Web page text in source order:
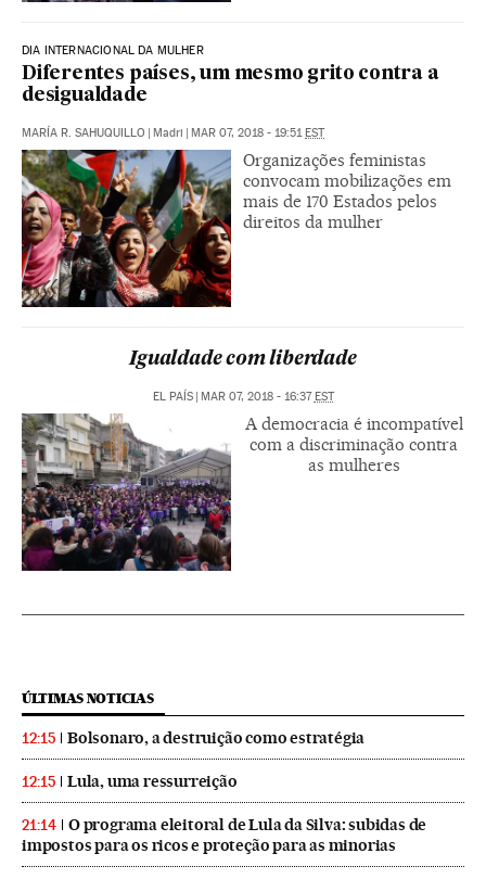
DIA INTERNACIONAL DA MULHER
Diferentes países, um mesmo grito contra a
desigualdade
MARÍA R. SAHUQUILLO | Madri | MAR 07, 2018 - 19:51EST
Organizações feministas
convocam mobilizações em
mais de 170 Estados pelos
direitos da mulher
Igualdade com liberdade
EL PAÍS | MAR 07, 2018 - 16:37EST
A democracia é incompatível
com a discriminação contra
as mulheres
ÚLTIMAS NOTICIAS
12:15 Bolsonaro, a destruição como estratégia
12:15 Lula, uma ressurreição
21:14
O programa eleitoral de Lula da Silva: subidas de
impostos para os ricos e proteção para as minorias